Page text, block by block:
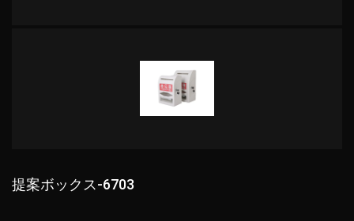
提案ボックス-6703